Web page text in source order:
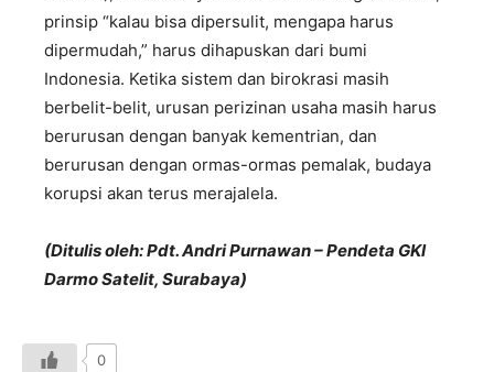
prinsip “kalau bisa dipersulit, mengapa harus
dipermudah,” harus dihapuskan dari bumi
Indonesia. Ketika sistem dan birokrasi masih
berbelit-belit, urusan perizinan usaha masih harus
berurusan dengan banyak kementrian, dan
berurusan dengan ormas-ormas pemalak, budaya
korupsi akan terus merajalela.
(Ditulis oleh: Pdt. Andri Purnawan – Pendeta GKI
Darmo Satelit, Surabaya)
0